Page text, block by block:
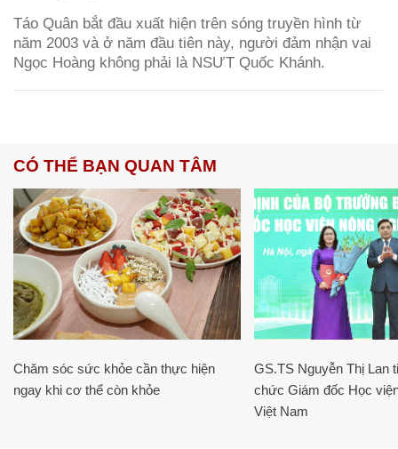
Táo Quân bắt đầu xuất hiện trên sóng truyền hình từ
năm 2003 và ở năm đầu tiên này, người đảm nhận vai
Ngọc Hoàng không phải là NSƯT Quốc Khánh.
CÓ THỂ BẠN QUAN TÂM
Chăm sóc sức khỏe cần thực hiện
ngay khi cơ thể còn khỏe
GS.TS Nguyễn Thị Lan
chức Giám đốc Học
Việt Nam